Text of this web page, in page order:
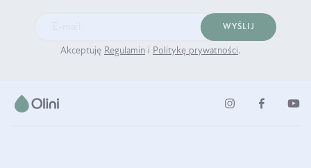
WYŚLIJ
Akceptuję Regulamin i Politykę prywatności.